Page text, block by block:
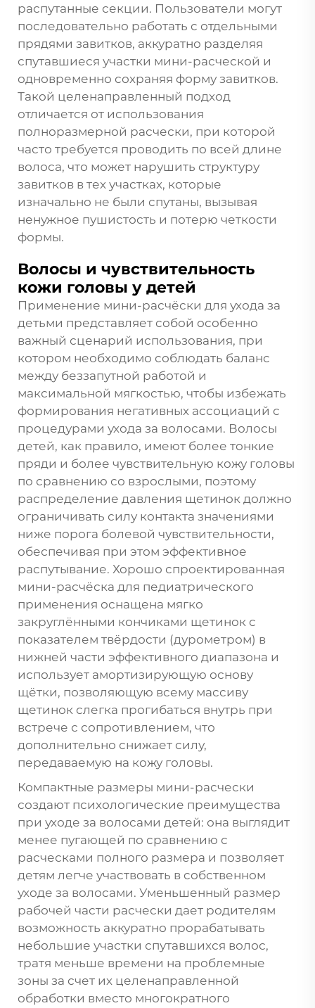
распутанные секции. Пользователи могут
последовательно работать с отдельными
прядями завитков, аккуратно разделяя
спутавшиеся участки мини-расческой и
одновременно сохраняя форму завитков.
Такой целенаправленный подход
отличается от использования
полноразмерной расчески, при которой
часто требуется проводить по всей длине
волоса, что может нарушить структуру
завитков в тех участках, которые
изначально не были спутаны, вызывая
ненужное пушистость и потерю четкости
формы.
Волосы и чувствительность
кожи головы у детей
Применение мини-расчёски для ухода за
детьми представляет собой особенно
важный сценарий использования, при
котором необходимо соблюдать баланс
между беззапутной работой и
максимальной мягкостью, чтобы избежать
формирования негативных ассоциаций с
процедурами ухода за волосами. Волосы
детей, как правило, имеют более тонкие
пряди и более чувствительную кожу головы
по сравнению со взрослыми, поэтому
распределение давления щетинок должно
ограничивать силу контакта значениями
ниже порога болевой чувствительности,
обеспечивая при этом эффективное
распутывание. Хорошо спроектированная
мини-расчёска для педиатрического
применения оснащена мягко
закруглёнными кончиками щетинок с
показателем твёрдости (дурометром) в
нижней части эффективного диапазона и
использует амортизирующую основу
щётки, позволяющую всему массиву
щетинок слегка прогибаться внутрь при
встрече с сопротивлением, что
дополнительно снижает силу,
передаваемую на кожу головы.
Компактные размеры мини-расчески
создают психологические преимущества
при уходе за волосами детей: она выглядит
менее пугающей по сравнению с
расческами полного размера и позволяет
детям легче участвовать в собственном
уходе за волосами. Уменьшенный размер
рабочей части расчески дает родителям
возможность аккуратно прорабатывать
небольшие участки спутавшихся волос,
тратя меньше времени на проблемные
зоны за счет их целенаправленной
обработки вместо многократного